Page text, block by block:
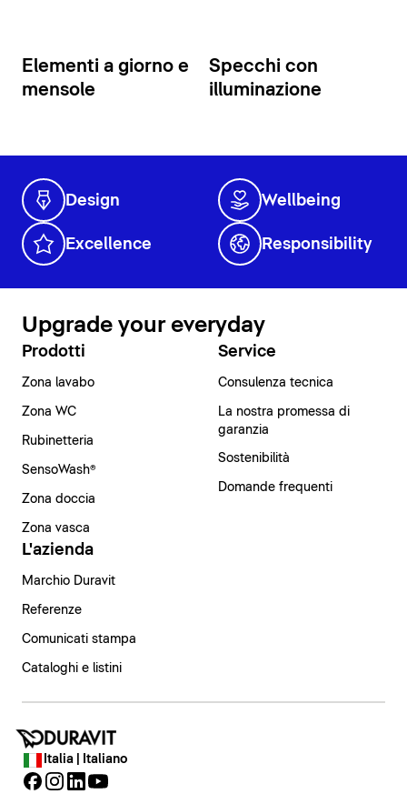
Elementi a giorno e
mensole
Specchi con
illuminazione
Design Wellbeing
Excellence Responsibility
Upgrade your everyday
Prodotti
Zona lavabo
Zona WC
Rubinetteria
SensoWash®
Zona doccia
Zona vasca
Service
Consulenza tecnica
La nostra promessa di
garanzia
Sostenibilità
Domande frequenti
L'azienda
Marchio Duravit
Referenze
Comunicati stampa
Cataloghi e listini
Italia | Italiano